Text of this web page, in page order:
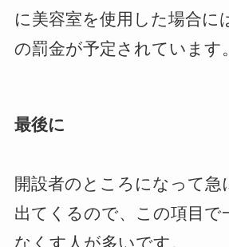
に美容室を使用した場合に
の罰金が予定されています。
最後に
開設者のところになって急
出てくるので、この項目で
なくす人が多いです。